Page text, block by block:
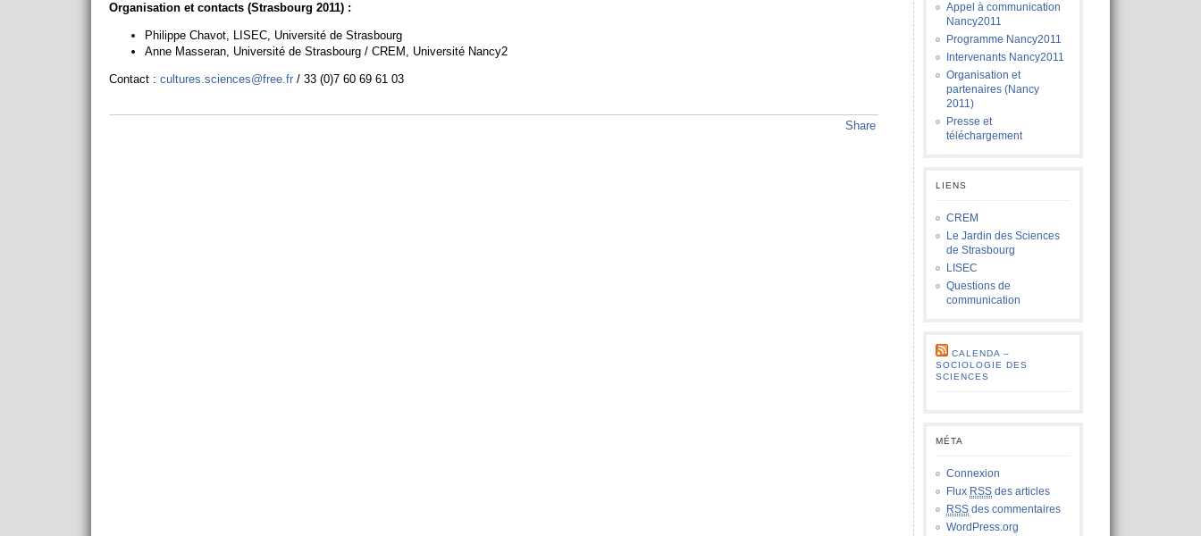
Organisation et contacts (Strasbourg 2011) :
Philippe Chavot, LISEC, Université de Strasbourg
Anne Masseran, Université de Strasbourg / CREM, Université Nancy2
Contact : cultures.sciences@free.fr / 33 (0)7 60 69 61 03
Share
Appel à communication
Nancy2011
Programme Nancy2011
Intervenants Nancy2011
Organisation et
partenaires (Nancy
2011)
Presse et
téléchargement
LIENS
CREM
Le Jardin des Sciences
de Strasbourg
LISEC
Questions de
communication
CALENDA –
SOCIOLOGIE DES
SCIENCES
MÉTA
Connexion
Flux RSS des articles
RSS des commentaires
WordPress.org